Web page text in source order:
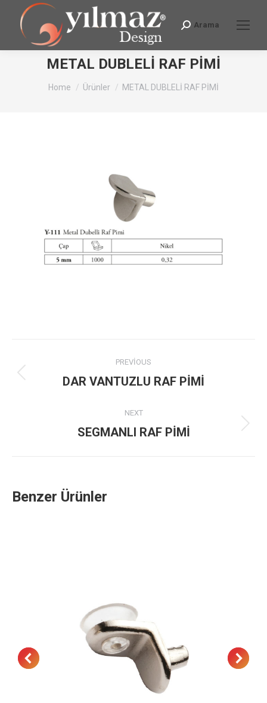
Search:
Arama
METAL DUBLELİ RAF PİMİ
You are here:
Home Ürünler METAL DUBLELİ RAF PİMİ
navigation
PREVIOUS
Previous
DAR VANTUZLU RAF PİMİ
NEXT
Next
SEGMANLI RAF PİMİ
Benzer Ürünler